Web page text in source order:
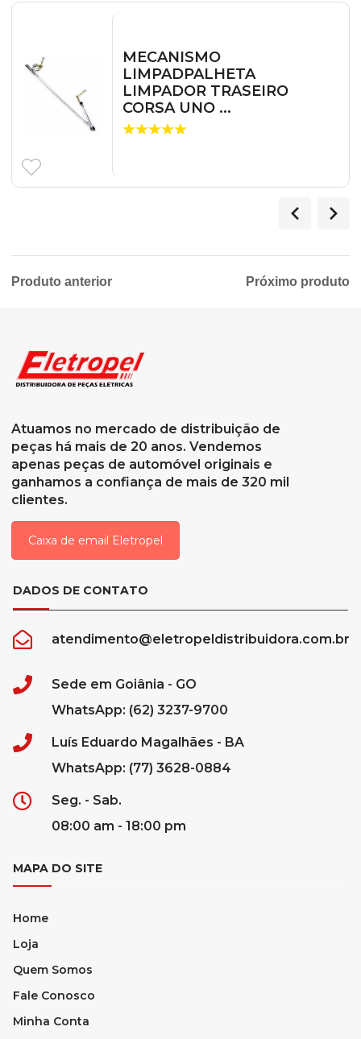
MECANISMO
LIMPADPALHETA
LIMPADOR TRASEIRO
CORSA UNO ...
Produto anterior Próximo produto
Atuamos no mercado de distribuição de
peças há mais de 20 anos. Vendemos
apenas peças de automóvel originais e
ganhamos a confiança de mais de 320 mil
clientes.
Caixa de email Eletropel
DADOS DE CONTATO
atendimento@eletropeldistribuidora.com.br
Sede em Goiânia - GO
WhatsApp: (62) 3237-9700
Luís Eduardo Magalhães - BA
WhatsApp: (77) 3628-0884
Seg. - Sab.
08:00 am - 18:00 pm
MAPA DO SITE
Home
Loja
Quem Somos
Fale Conosco
Minha Conta